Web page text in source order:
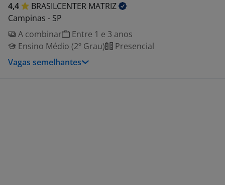
4,4 BRASILCENTER MATRIZ
Campinas - SP
A combinar
Entre 1 e 3 anos
Ensino Médio (2º Grau)
Presencial
Vagas semelhantes